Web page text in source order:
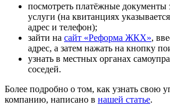
посмотреть платёжные документы
услуги (на квитанциях
адрес и телефон);
зайти на сайт «Реформа ЖКХ»,
адрес, а затем нажать на кнопку
узнать в местных органах
соседей.
Более подробно о том, как узнать свою
компанию, написано в нашей статье.